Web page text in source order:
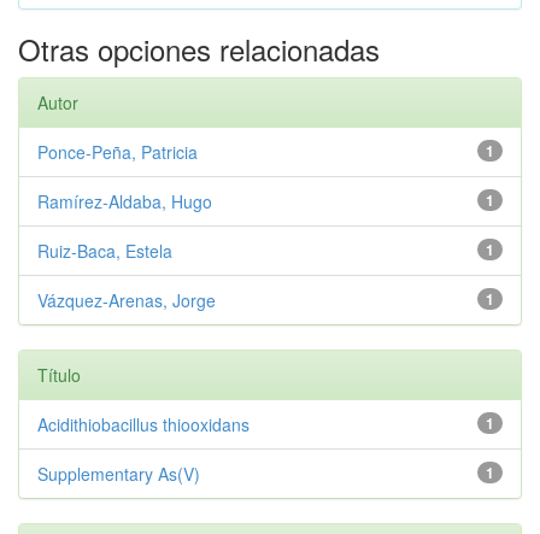
Otras opciones relacionadas
Autor
1
Ponce‑Peña, Patricia
1
Ramírez‑Aldaba, Hugo
1
Ruiz‑Baca, Estela
1
Vázquez‑Arenas, Jorge
Título
1
Acidithiobacillus thiooxidans
1
Supplementary As(V)